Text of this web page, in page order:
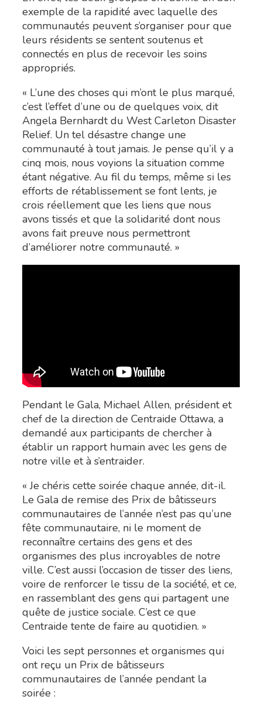
exemple de la rapidité avec laquelle des
communautés peuvent s’organiser pour que
leurs résidents se sentent soutenus et
connectés en plus de recevoir les soins
appropriés.
« L’une des choses qui m’ont le plus marqué,
c’est l’effet d’une ou de quelques voix, dit
Angela Bernhardt du West Carleton Disaster
Relief. Un tel désastre change une
communauté à tout jamais. Je pense qu’il y a
cinq mois, nous voyions la situation comme
étant négative. Au fil du temps, même si les
efforts de rétablissement se font lents, je
crois réellement que les liens que nous
avons tissés et que la solidarité dont nous
avons fait preuve nous permettront
d’améliorer notre communauté. »
Pendant le Gala, Michael Allen, président et
chef de la direction de Centraide Ottawa, a
demandé aux participants de chercher à
établir un rapport humain avec les gens de
notre ville et à s’entraider.
« Je chéris cette soirée chaque année, dit-il.
Le Gala de remise des Prix de bâtisseurs
communautaires de l’année n’est pas qu’une
fête communautaire, ni le moment de
reconnaître certains des gens et des
organismes des plus incroyables de notre
ville. C’est aussi l’occasion de tisser des liens,
voire de renforcer le tissu de la société, et ce,
en rassemblant des gens qui partagent une
quête de justice sociale. C’est ce que
Centraide tente de faire au quotidien. »
Voici les sept personnes et organismes qui
ont reçu un Prix de bâtisseurs
communautaires de l’année pendant la
soirée :